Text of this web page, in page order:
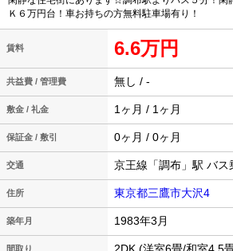
Ｋ６万円台！車お持ちの方無料駐車場有り！
賃料 6.6万円
共益費 / 管理費 無し / -
敷金 / 礼金 1ヶ月 / 1ヶ月
保証金 / 敷引 0ヶ月 / 0ヶ月
交通 京王線「調布」駅 バ
住所 東京都三鷹市大沢4
築年月 1983年3月
間取り